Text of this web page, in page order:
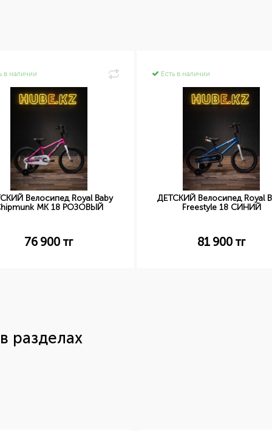
в наличии
Велосипед Royal Baby
MK 18 РОЗОВЫЙ
76 900 тг
Есть в наличии
ДЕТСКИЙ Велосипед Royal
Freestyle 18 СИНИЙ
81 900 тг
разделах